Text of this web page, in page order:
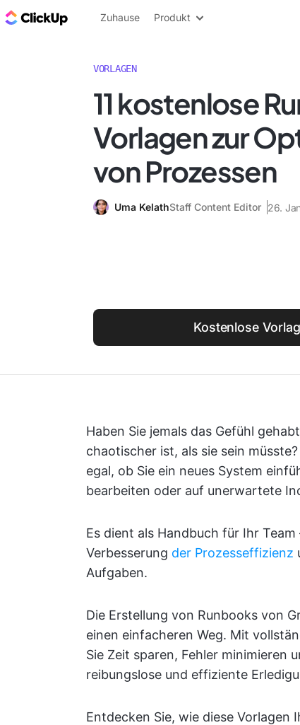
ClickUp Blog
Zuhause Produkt
VORLAGEN
11 kostenlose
Vorlagen zur
von Prozessen
Uma KelathStaff Content Editor 26.
Kostenlose
Haben Sie jemals das Gefühl
chaotischer ist, als sie sein
egal, ob Sie ein neues System
bearbeiten oder auf unerwartete
Es dient als Handbuch für Ihr
Verbesserung der Prozesseffizienz
Aufgaben.
Die Erstellung von Runbooks von
einen einfacheren Weg. Mit
Sie Zeit sparen, Fehler minimieren
reibungslose und effiziente
Entdecken Sie, wie diese